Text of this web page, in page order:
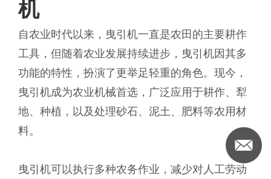
机
自农业时代以来，曳引机一直是农田的主要耕作
工具，但随着农业发展持续进步，曳引机因其多
功能的特性，扮演了更举足轻重的角色。现今，
曳引机成为农业机械首选，广泛应用于耕作、犁
地、种植，以及处理砂石、泥土、肥料等农用材
料。
曳引机可以执行多种农务作业，减少对人工劳动